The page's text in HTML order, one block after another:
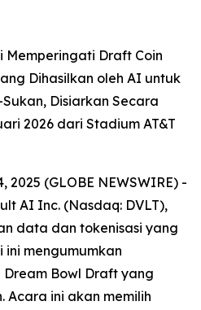
Memperingati Draft Coin
Dihasilkan oleh AI untuk
Disiarkan Secara
2026 dari Stadium AT&T
2025 (GLOBE NEWSWIRE) -
AI Inc. (Nasdaq: DVLT),
data dan tokenisasi yang
ini mengumumkan
Bowl Draft yang
ini akan memilih